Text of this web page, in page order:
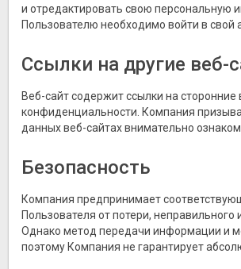
и отредактировать свою
Пользователю необходимо войти в
Ссылки на другие веб-
Веб-сайт содержит ссылки на
конфиденциальности. Компания
данных веб-сайтах внимательно
Безопасность
Компания предпринимает
Пользователя от потери,
Однако метод передачи информации и
поэтому Компания не гарантирует